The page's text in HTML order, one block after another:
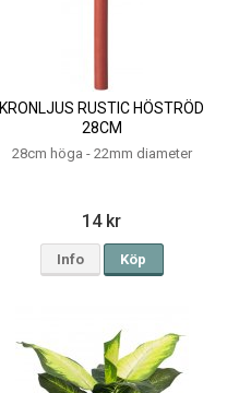
KRONLJUS RUSTIC HÖSTRÖD
28CM
28cm höga - 22mm diameter
14 kr
Info Köp